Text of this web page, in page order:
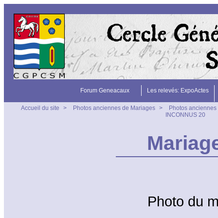
Forum Geneacaux Les relevés: ExpoActes
Accueil du site > Photos anciennes de Mariages >
Photos
INCONNUS 20
Photo du